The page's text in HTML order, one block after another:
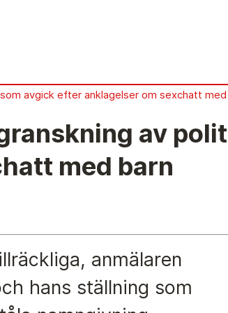
och beslut
besluten
som MO kan pröva
avgick efter anklagelser om sexchatt med
av
med barn
anmälaren
hans ställning som